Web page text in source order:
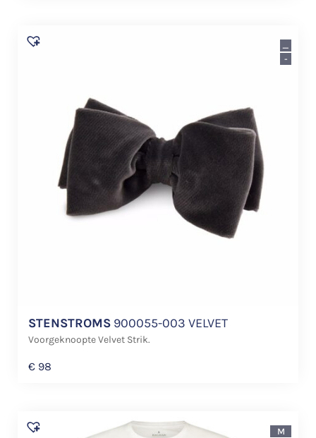
STENSTROMS 900055-003 VELVET
Voorgeknoopte Velvet Strik.
€ 98
_
-
M